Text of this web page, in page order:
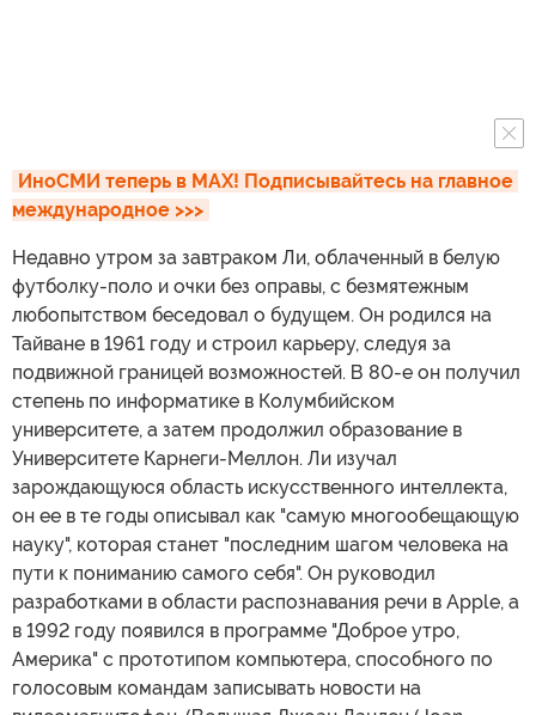
ИноСМИ теперь в MAX! Подписывайтесь на главное
международное >>>
Недавно утром за завтраком Ли, облаченный в белую
футболку-поло и очки без оправы, с безмятежным
любопытством беседовал о будущем. Он родился на
Тайване в 1961 году и строил карьеру, следуя за
подвижной границей возможностей. В 80-е он получил
степень по информатике в Колумбийском
университете, а затем продолжил образование в
Университете Карнеги-Меллон. Ли изучал
зарождающуюся область искусственного интеллекта,
он ее в те годы описывал как "самую многообещающую
науку", которая станет "последним шагом человека на
пути к пониманию самого себя". Он руководил
разработками в области распознавания речи в Apple, а
в 1992 году появился в программе "Доброе утро,
Америка" с прототипом компьютера, способного по
голосовым командам записывать новости на